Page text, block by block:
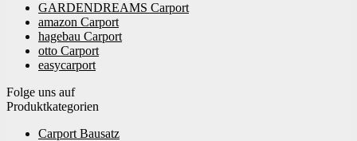
GARDENDREAMS Carport
amazon Carport
hagebau Carport
otto Carport
easycarport
Folge uns auf
Produktkategorien
Carport Bausatz